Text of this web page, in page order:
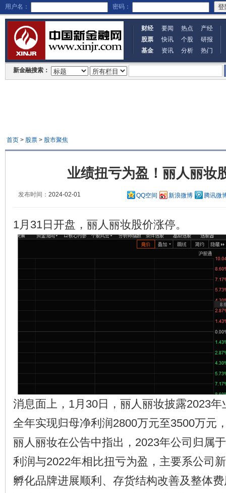
用户名： 密码：
财经 要闻 热点
产经
股票
快讯 个股
研报
基金
资讯 分析 热门
新金融搜索：
首页> 股票> 股市聚焦
业绩扭亏为盈！丽人丽妆
发布时间： 2024-02-01 QQ空间 新浪微博 腾讯微
1月31日开盘，丽人丽妆股价涨停。
消息面上，1月30日，丽人丽妆披露2023
全年实现归母净利润2800万元至3500万元
丽人丽妆在公告中指出，2023年公司归属
利润与2022年相比扭亏为盈，主要系公司
孵化品牌进展顺利、存货结构改善及整体